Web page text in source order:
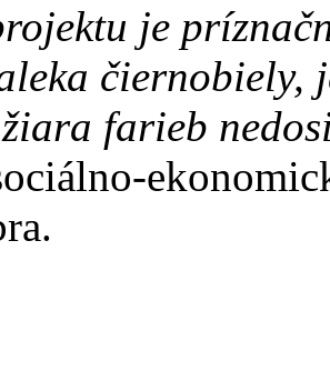
je
čiernobiely,
žiara farieb